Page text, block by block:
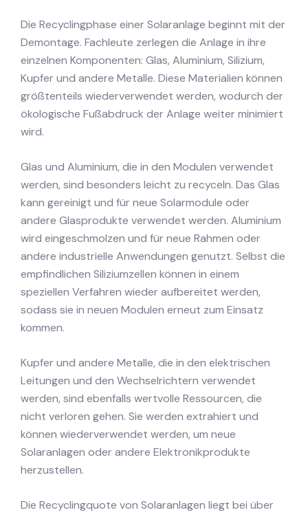
Die Recyclingphase einer Solaranlage beginnt mit der
Demontage. Fachleute zerlegen die Anlage in ihre
einzelnen Komponenten: Glas, Aluminium, Silizium,
Kupfer und andere Metalle. Diese Materialien können
größtenteils wiederverwendet werden, wodurch der
ökologische Fußabdruck der Anlage weiter minimiert
wird.
Glas und Aluminium, die in den Modulen verwendet
werden, sind besonders leicht zu recyceln. Das Glas
kann gereinigt und für neue Solarmodule oder
andere Glasprodukte verwendet werden. Aluminium
wird eingeschmolzen und für neue Rahmen oder
andere industrielle Anwendungen genutzt. Selbst die
empfindlichen Siliziumzellen können in einem
speziellen Verfahren wieder aufbereitet werden,
sodass sie in neuen Modulen erneut zum Einsatz
kommen.
Kupfer und andere Metalle, die in den elektrischen
Leitungen und den Wechselrichtern verwendet
werden, sind ebenfalls wertvolle Ressourcen, die
nicht verloren gehen. Sie werden extrahiert und
können wiederverwendet werden, um neue
Solaranlagen oder andere Elektronikprodukte
herzustellen.
Die Recyclingquote von Solaranlagen liegt bei über